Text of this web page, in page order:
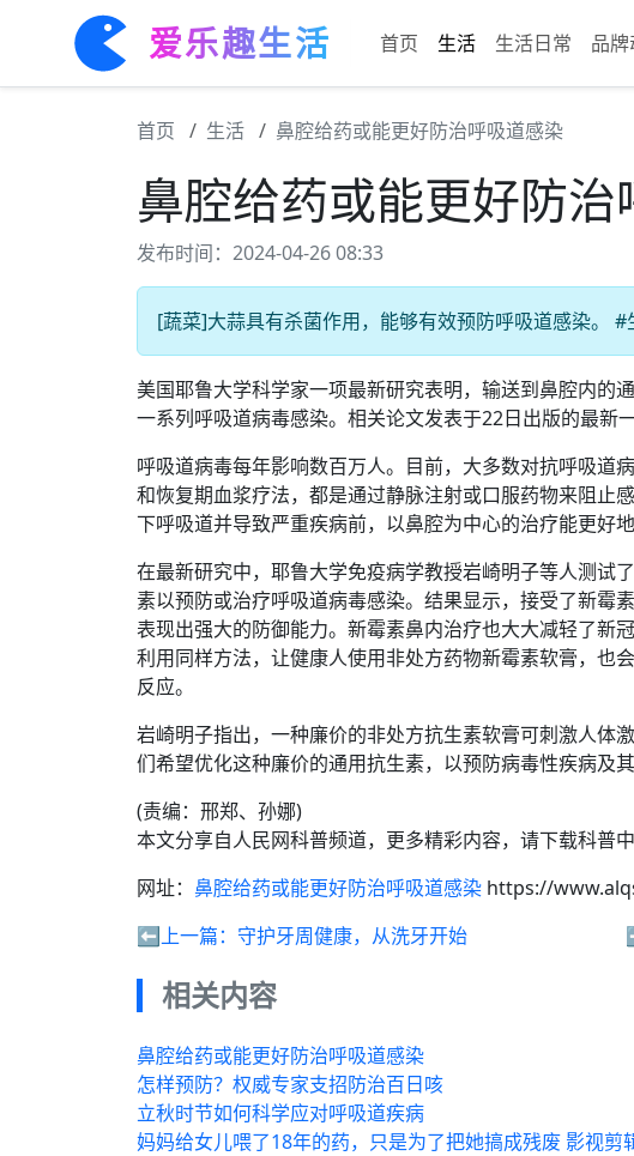
爱乐趣生活 首页 生活 生活日常 品
首页 生活 鼻腔给药或能更好防治呼吸道感染
鼻腔给药或能更好防治
发布时间：2024-04-26 08:33
[蔬菜]大蒜具有杀菌作用，能够有效预防呼吸道感染。
美国耶鲁大学科学家一项最新研究表明，输送到鼻腔内的
一系列呼吸道病毒感染。相关论文发表于22日出版的最新
呼吸道病毒每年影响数百万人。目前，大多数对抗呼吸道
和恢复期血浆疗法，都是通过静脉注射或口服药物来阻止
下呼吸道并导致严重疾病前，以鼻腔为中心的治疗能更好地
在最新研究中，耶鲁大学免疫病学教授岩崎明子等人测试
素以预防或治疗呼吸道病毒感染。结果显示，接受了新霉
表现出强大的防御能力。新霉素鼻内治疗也大大减轻了新
利用同样方法，让健康人使用非处方药物新霉素软膏，也
反应。
岩崎明子指出，一种廉价的非处方抗生素软膏可刺激人体
们希望优化这种廉价的通用抗生素，以预防病毒性疾病及
(责编：邢郑、孙娜)
本文分享自人民网科普频道，更多精彩内容，请下载科普中
网址： 鼻腔给药或能更好防治呼吸道感染 https://
⬅️上一篇： 守护牙周健康，从洗牙开始
相关内容
鼻腔给药或能更好防治呼吸道感染
怎样预防？权威专家支招防治百日咳
立秋时节如何科学应对呼吸道疾病
妈妈给女儿喂了18年的药，只是为了把她搞成残废 影视剪